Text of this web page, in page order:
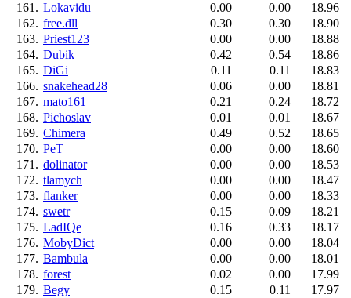
161. Lokavidu 0.00 0.00
18.96
162. free.dll 0.30 0.30
18.90
163. Priest123 0.00 0.00
18.88
164. Dubik 0.42 0.54
18.86
165. DiGi 0.11 0.11
18.83
166. snakehead28 0.06 0.00
18.81
167. mato161 0.21 0.24
18.72
168. Pichoslav 0.01 0.01
18.67
169. Chimera 0.49 0.52
18.65
170. PeT 0.00 0.00
18.60
171. dolinator 0.00 0.00
18.53
172. tlamych 0.00 0.00
18.47
173. flanker 0.00 0.00
18.33
174. swetr 0.15 0.09
18.21
175. LadIQe 0.16 0.33
18.17
176. MobyDict 0.00 0.00
18.04
177. Bambula 0.00 0.00
18.01
178. forest 0.02 0.00
17.99
179. Begy 0.15 0.11
17.97